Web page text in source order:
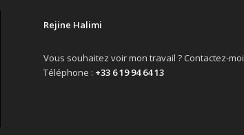
Rejine Halimi
Vous souhaitez voir mon travail ? Contactez-moi
Téléphone : +33 6 19 94 64 13